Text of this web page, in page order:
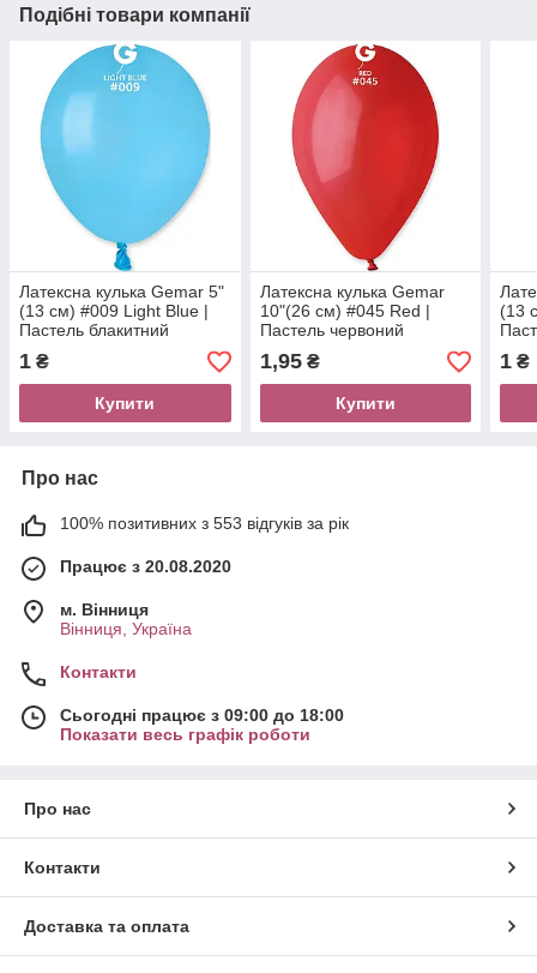
Подібні товари компанії
Латексна кулька Gemar 5"
(13 см) #009 Light Blue |
Пастель блакитний
1 ₴
Купити
Латексна кулька Gemar
10"(26 см) #045 Red |
Пастель червоний
1,95₴
Купити
(13
1 ₴
Про нас
100% позитивних з 553 відгуків за рік
Працює з 20.08.2020
м. Вінниця
Вінниця, Україна
Контакти
Сьогодні працює з 09:00 до 18:00
Показати весь графік роботи
Про нас
Контакти
Доставка та оплата